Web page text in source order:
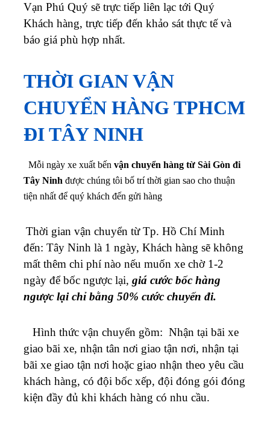
Vạn Phú Quý sẽ trực tiếp liên lạc tới Quý
Khách hàng, trực tiếp đến khảo sát thực tế và
báo giá phù hợp nhất.
THỜI GIAN VẬN
CHUYỂN HÀNG TPHCM
ĐI TÂY NINH
Mỗi ngày xe xuất bến vận chuyển hàng từ Sài Gòn đi
Tây Ninh được chúng tôi bố trí thời gian sao cho thuận
tiện nhất để quý khách đến gửi hàng
Thời gian vận chuyển từ Tp. Hồ Chí Minh
đến: Tây Ninh là 1 ngày, Khách hàng sẽ không
mất thêm chi phí nào nếu muốn xe chờ 1-2
ngày để bốc ngược lại, giá cước bốc hàng
ngược lại chỉ bằng 50% cước chuyến đi.
Hình thức vận chuyển gồm: Nhận tại bãi xe
giao bãi xe, nhận tân nơi giao tận nơi, nhận tại
bãi xe giao tận nơi hoặc giao nhận theo yêu cầu
khách hàng, có đội bốc xếp, đội đóng gói đóng
kiện đầy đủ khi khách hàng có nhu cầu.